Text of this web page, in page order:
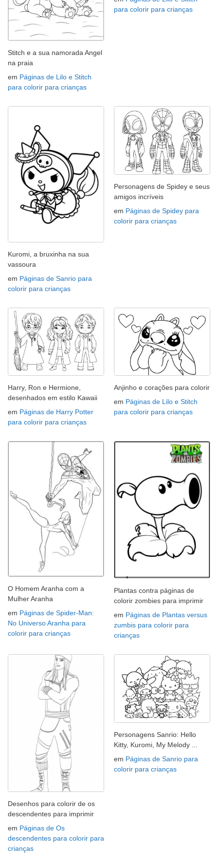
Stitch e a sua namorada Angel
na praia
em Páginas de Lilo e Stitch
para colorir para crianças
para colorir para crianças
Kuromi, a bruxinha na sua
vassoura
em Páginas de Sanrio para
colorir para crianças
Personagens de Spidey e seus
amigos incríveis
em Páginas de Spidey para
colorir para crianças
Harry, Ron e Hermione,
desenhados em estilo Kawaii
em Páginas de Harry Potter
para colorir para crianças
Anjinho e corações para colorir
em Páginas de Lilo e Stitch
para colorir para crianças
O Homem Aranha com a
Mulher Aranha
em Páginas de Spider-Man:
No Universo Aranha para
colorir para crianças
Plantas contra páginas de
colorir zombies para imprimir
em Páginas de Plantas versus
zumbis para colorir para
crianças
Desenhos para colorir de os
descendentes para imprimir
em Páginas de Os
descendentes para colorir para
crianças
Personagens Sanrio: Hello
Kitty, Kuromi, My Melody ...
em Páginas de Sanrio para
colorir para crianças